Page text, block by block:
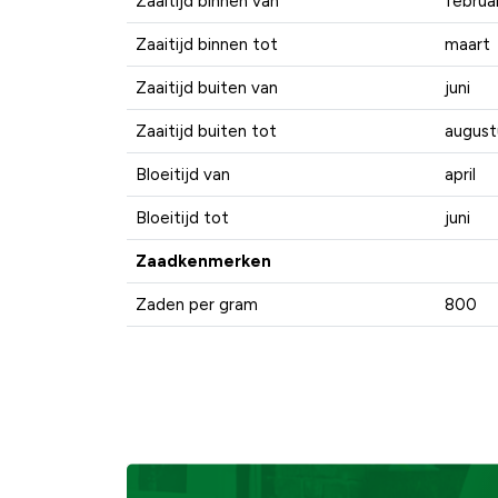
Zaaitijd binnen tot maart
Zaaitijd buiten van juni
Zaaitijd buiten tot
Bloeitijd van april
Bloeitijd tot juni
Zaadkenmerken
Zaden per gram 800